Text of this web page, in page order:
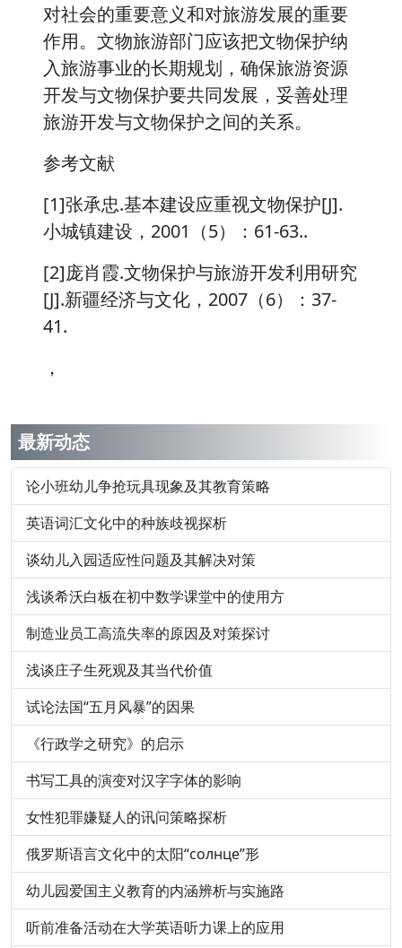
对社会的重要意义和对旅游发展的重要
作用。文物旅游部门应该把文物保护纳
入旅游事业的长期规划，确保旅游资源
开发与文物保护要共同发展，妥善处理
旅游开发与文物保护之间的关系。
参考文献
[1]张承忠.基本建设应重视文物保护[J].
小城镇建设，2001（5）：61-63..
[2]庞肖霞.文物保护与旅游开发利用研究
[J].新疆经济与文化，2007（6）：37-
41.
，
最新动态
论小班幼儿争抢玩具现象及其教育策略
英语词汇文化中的种族歧视探析
谈幼儿入园适应性问题及其解决对策
浅谈希沃白板在初中数学课堂中的使用方
制造业员工高流失率的原因及对策探讨
浅谈庄子生死观及其当代价值
试论法国“五月风暴”的因果
《行政学之研究》的启示
书写工具的演变对汉字字体的影响
女性犯罪嫌疑人的讯问策略探析
俄罗斯语言文化中的太阳“солнце”形
幼儿园爱国主义教育的内涵辨析与实施路
听前准备活动在大学英语听力课上的应用